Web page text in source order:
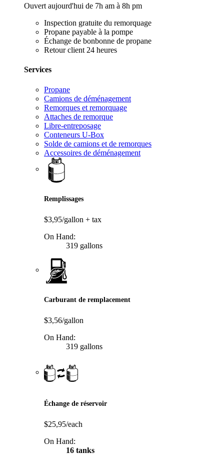
Ouvert aujourd'hui de 7h am à 8h pm
Inspection gratuite du remorquage
Propane payable à la pompe
Échange de bonbonne de propane
Retour client 24 heures
Services
Propane
Camions de déménagement
Remorques et remorquage
Attaches de remorque
Libre-entreposage
Conteneurs U-Box
Solde de camions et de remorques
Accessoires de déménagement
Remplissages
$3,95/gallon + tax
On Hand:
319 gallons
Carburant de remplacement
$3,56/gallon
On Hand:
319 gallons
Échange de réservoir
$25,95/each
On Hand:
16 tanks